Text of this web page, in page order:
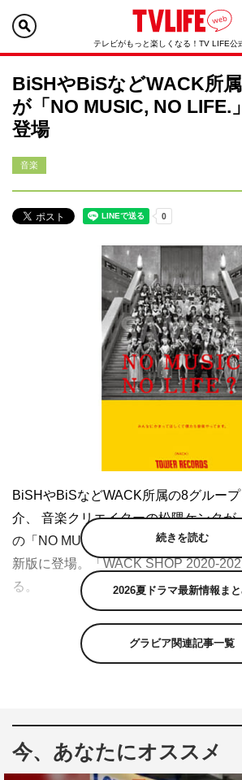
テレビがもっと楽しくなる！TV LIFE公
BiSHやBiSなどWACK所
が「NO MUSIC, NO LIFE.
登場
音楽
BiSHやBiSなどWACK所属の8グルー
介、 音楽クリエイターの松隈ケンタが
の「NO MUSIC, NO LIFE.」ポスター
新版に登場。「WACK SHOP 2020-
る。
ポスターに登場するグループはBiSHと
EMPiRE、CARRY LOOSE、豆柴の大
BEDS、PARADISES、WAggの全8グ
この最新版ポスターは、7月15日（水）
ドおよびTOWERmini全店にて順次掲
続きを読む
2026夏ドラマ最新情報ま
グラビア関連記事一覧
今、あなたにオススメ